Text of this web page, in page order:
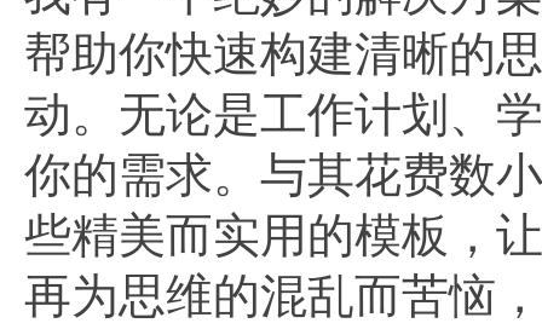
帮助你快速构建清晰的
动。无论是工作计划、
你的需求。与其花费数
些精美而实用的模板，
再为思维的混乱而苦恼